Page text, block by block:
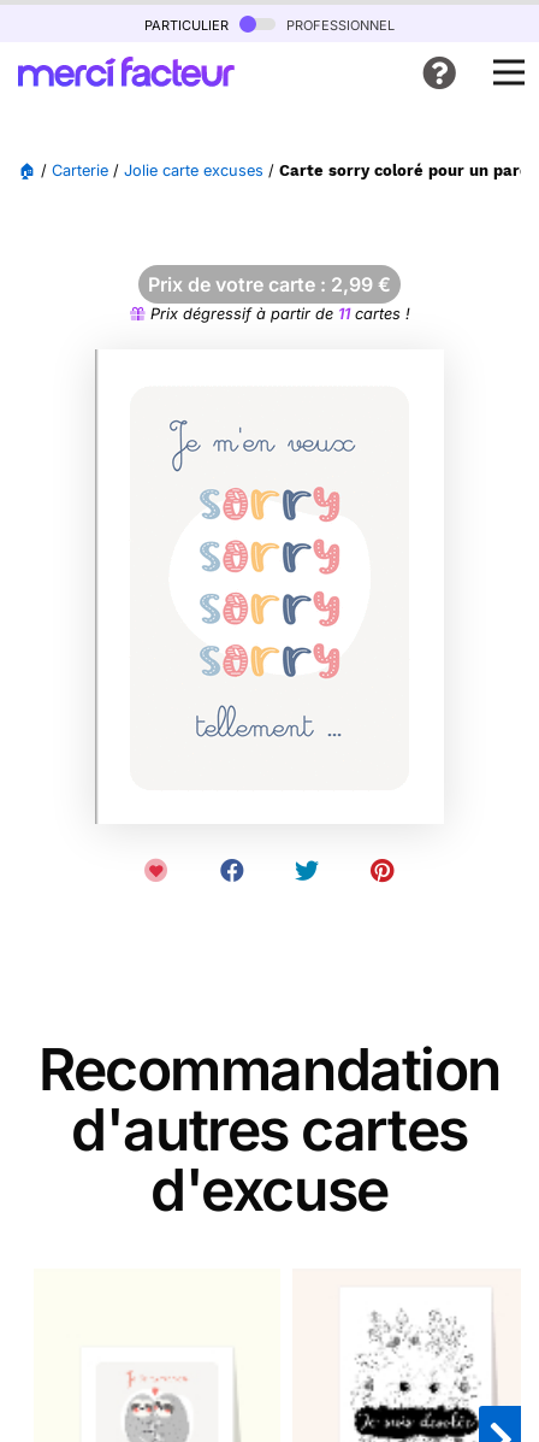
particulier professionnel
🏠 / Carterie / Jolie carte excuses / Carte sorry coloré pour un
Prix de votre carte : 2,99 €
Prix dégressif à partir de 11cartes !
Recommandation
d'autres cartes
d'excuse